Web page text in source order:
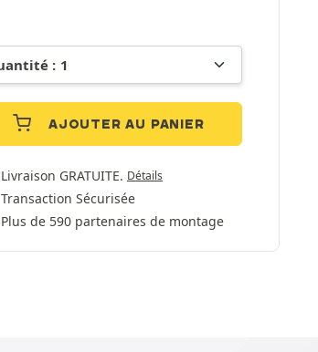
AJOUTER AU PANIER
Livraison GRATUITE. Détails
Transaction Sécurisée
Plus de 590 partenaires de montage